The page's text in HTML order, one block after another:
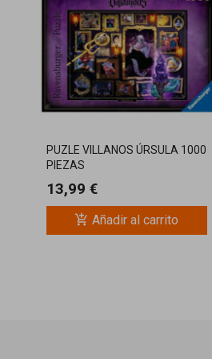
PUZLE VILLANOS ÚRSULA 1000
PIEZAS
13,99 €
add_shopping_cart Añadir al carrito